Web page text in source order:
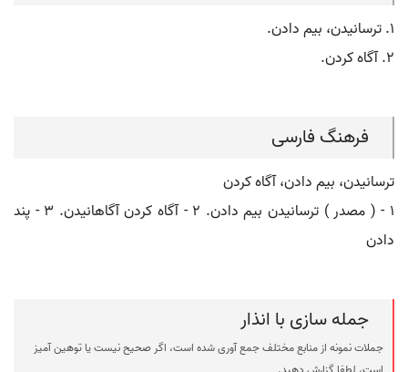
۱. ترسانیدن، بیم دادن.
۲. آگاه کردن.
فرهنگ فارسی
ترسانیدن، بیم دادن، آگاه کردن
۱ - ( مصدر ) ترسانیدن بیم دادن. ۲ - آگاه کردن آگاهانیدن. ۳ - پند
دادن
جمله سازی با انذار
جملات نمونه از منابع مختلف جمع آوری شده است، اگر صحیح نیست یا توهین آمیز